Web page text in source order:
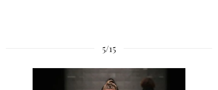
5/15